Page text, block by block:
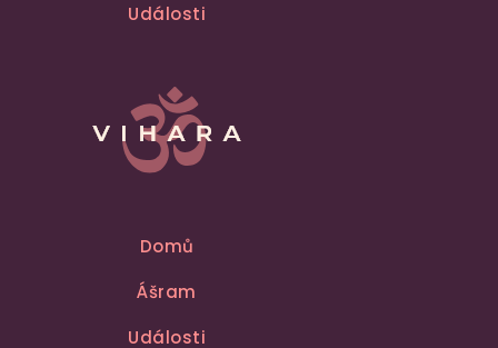
Události
Domů
Ášram
Události